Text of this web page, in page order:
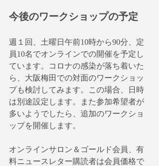
今後のワークショップの予定
週１回、土曜日午前10時から90分、定
員10名でオンラインでの開催を予定し
ています。コロナの感染が落ち着いた
ら、大阪梅田での対面のワークショッ
プも検討してみます。この場合、日時
は別途設定します。また参加希望者が
多いようでしたら、追加のワークショ
ップを開催します。
オンラインサロン＆ゴールド会員、有
料ニュースレター購読者は会員価格で